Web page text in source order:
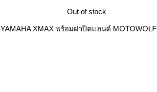
Out of stock
XMAX พร้อมฝาปิดแฮนด์ MOTOWOLF